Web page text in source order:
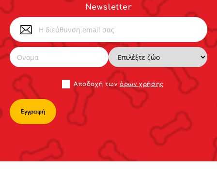
Newsletter
Αποδoχή τωνόρων χρήσης